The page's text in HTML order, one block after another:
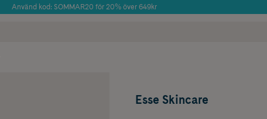
Använd kod: SOMMAR20 för 20% över 649kr
Esse Skincare